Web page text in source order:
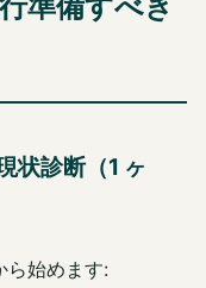
準備すべき
状診断（1 ヶ
ら始めます: